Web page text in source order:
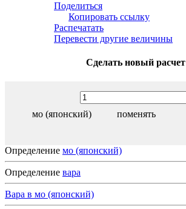
Поделиться
Копировать ссылку
Распечатать
Перевести другие величины
Сделать новый расчет
мо (японский) поменять
Определение мо (японский)
Определение вара
Вара в мо (японский)